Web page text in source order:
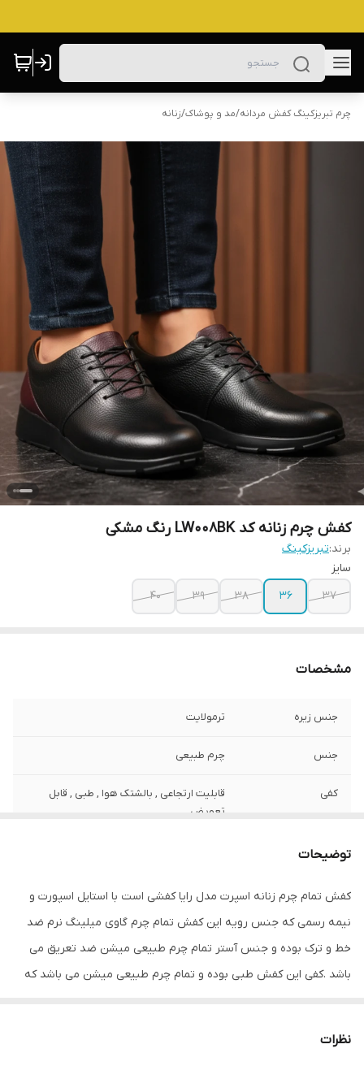
چرم تبریزکینگ کفش مردانه/مد و پوشاک/زنانه
کفش چرم زنانه کد LW008BK رنگ مشکی
برند:تبریزکینگ
سایز
37
36
38
39
40
مشخصات
جنس زیره ترمولایت
جنس چرم طبیعی
کفی
قابلیت ارتجاعی , بالشتک هوا , طبی , قابل
تعویض
نحوه بسته شدن
جزئیات
مدل رایا دارای ظاهری شیک و بروز و لاکچری با
استایل اسپورت و نیمه رسمی است. مناسب
استفاده روزمره و پیاده روی و مهمانی می
باشد . و دارای ترکیب رنگی جذاب مشکی زرشکی
می باشد.
توضیحات
کفش تمام چرم زنانه اسپرت مدل رایا کفشی است با استایل اسپورت و
نیمه رسمی که جنس رویه این کفش تمام چرم گاوی میلینگ نرم ضد
خط و ترک بوده و جنس آستر تمام چرم طبیعی میشن ضد تعریق می
باشد .کفی این کفش طبی بوده و تمام چرم طبیعی میشن می باشد که
راحت می باشد. این کفش کار تمام چرم طبیعی بوده و دستدوز تبریز می
نظرات